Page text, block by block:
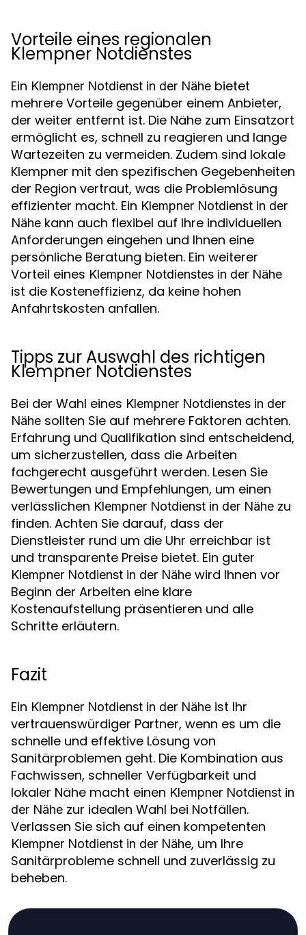
Vorteile eines regionalen
Klempner Notdienstes
Ein Klempner Notdienst in der Nähe bietet
mehrere Vorteile gegenüber einem Anbieter,
der weiter entfernt ist. Die Nähe zum Einsatzort
ermöglicht es, schnell zu reagieren und lange
Wartezeiten zu vermeiden. Zudem sind lokale
Klempner mit den spezifischen Gegebenheiten
der Region vertraut, was die Problemlösung
effizienter macht. Ein Klempner Notdienst in der
Nähe kann auch flexibel auf Ihre individuellen
Anforderungen eingehen und Ihnen eine
persönliche Beratung bieten. Ein weiterer
Vorteil eines Klempner Notdienstes in der Nähe
ist die Kosteneffizienz, da keine hohen
Anfahrtskosten anfallen.
Tipps zur Auswahl des richtigen
Klempner Notdienstes
Bei der Wahl eines Klempner Notdienstes in der
Nähe sollten Sie auf mehrere Faktoren achten.
Erfahrung und Qualifikation sind entscheidend,
um sicherzustellen, dass die Arbeiten
fachgerecht ausgeführt werden. Lesen Sie
Bewertungen und Empfehlungen, um einen
verlässlichen Klempner Notdienst in der Nähe zu
finden. Achten Sie darauf, dass der
Dienstleister rund um die Uhr erreichbar ist
und transparente Preise bietet. Ein guter
Klempner Notdienst in der Nähe wird Ihnen vor
Beginn der Arbeiten eine klare
Kostenaufstellung präsentieren und alle
Schritte erläutern.
Fazit
Ein Klempner Notdienst in der Nähe ist Ihr
vertrauenswürdiger Partner, wenn es um die
schnelle und effektive Lösung von
Sanitärproblemen geht. Die Kombination aus
Fachwissen, schneller Verfügbarkeit und
lokaler Nähe macht einen Klempner Notdienst in
der Nähe zur idealen Wahl bei Notfällen.
Verlassen Sie sich auf einen kompetenten
Klempner Notdienst in der Nähe, um Ihre
Sanitärprobleme schnell und zuverlässig zu
beheben.